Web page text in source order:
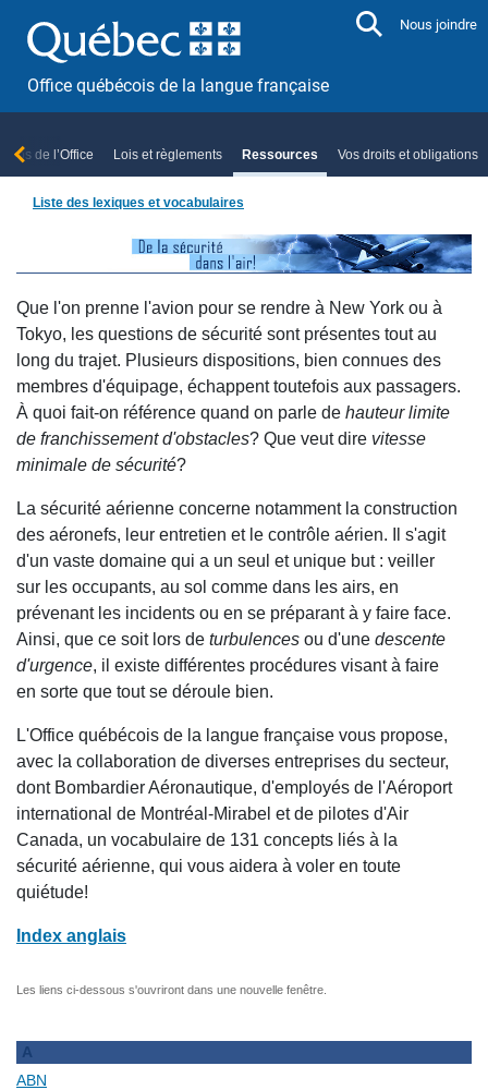
Office québécois de la langue française
Nous joindre
de l’Office Lois et règlements Ressources Vos droits et obligations
Liste des lexiques et vocabulaires
Que l'on prenne l'avion pour se rendre à New York ou à
Tokyo, les questions de sécurité sont présentes tout au
long du trajet. Plusieurs dispositions, bien connues des
membres d'équipage, échappent toutefois aux passagers.
À quoi fait-on référence quand on parle de hauteur limite
de franchissement d'obstacles? Que veut dire vitesse
minimale de sécurité?
La sécurité aérienne concerne notamment la construction
des aéronefs, leur entretien et le contrôle aérien. Il s'agit
d'un vaste domaine qui a un seul et unique but : veiller
sur les occupants, au sol comme dans les airs, en
prévenant les incidents ou en se préparant à y faire face.
Ainsi, que ce soit lors de turbulences ou d'une descente
d'urgence, il existe différentes procédures visant à faire
en sorte que tout se déroule bien.
L'Office québécois de la langue française vous propose,
avec la collaboration de diverses entreprises du secteur,
dont Bombardier Aéronautique, d'employés de l'Aéroport
international de Montréal-Mirabel et de pilotes d'Air
Canada, un vocabulaire de 131 concepts liés à la
sécurité aérienne, qui vous aidera à voler en toute
quiétude!
Index anglais
Les liens ci-dessous s'ouvriront dans une nouvelle fenêtre.
A
ABN